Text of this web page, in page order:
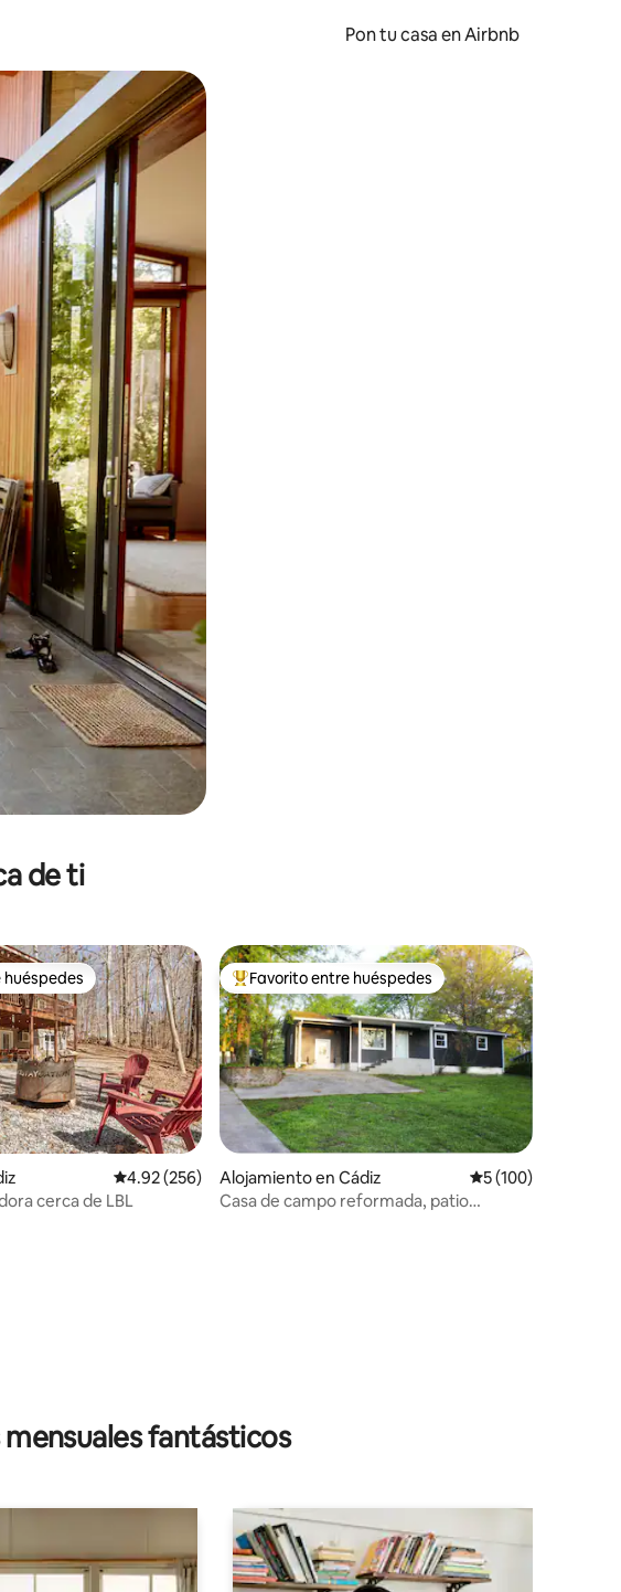
Pon tu casa en Airbnb
con el tacto o desliza el dedo.
de ti
5, 153 reseñas
Calificación promedio: 4.92 de 5, 256 reseñas
4.92 (256)
cerca de LBL
Favorito entre huéspedes preferido
Favorito entre huéspedes
Alojamiento en Cádiz Calificación
5 (100)
Casa de campo reformada, patio
fantásticos